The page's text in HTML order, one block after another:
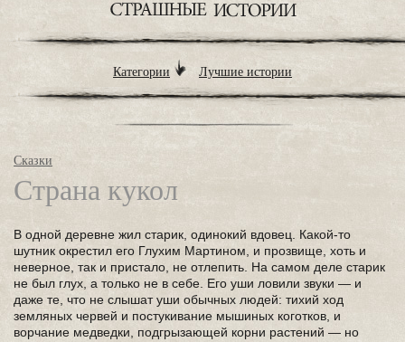
Категории Лучшие истории
Сказки
Страна кукол
В одной деревне жил старик, одинокий вдовец. Какой-то
шутник окрестил его Глухим Мартином, и прозвище, хоть и
неверное, так и пристало, не отлепить. На самом деле старик
не был глух, а только не в себе. Его уши ловили звуки — и
даже те, что не слышат уши обычных людей: тихий ход
земляных червей и постукивание мышиных коготков, и
ворчание медведки, подгрызающей корни растений — но